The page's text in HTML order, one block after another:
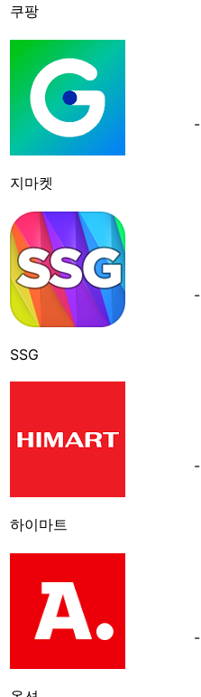
쿠팡
지마켓
-
SSG
-
하이마트
-
-